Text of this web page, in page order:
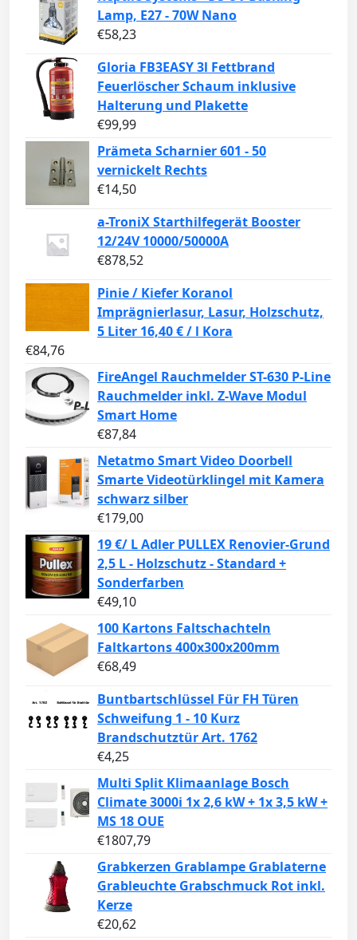
Lamp, E27 - 70W Nano
€58,23
Gloria FB3EASY 3l Fettbrand
Feuerlöscher Schaum inklusive
Halterung und Plakette
€99,99
Prämeta Scharnier 601 - 50
vernickelt Rechts
€14,50
a-TroniX Starthilfegerät Booster
12/24V 10000/50000A
€878,52
Pinie / Kiefer Koranol
Imprägnierlasur, Lasur, Holzschutz,
5 Liter 16,40 € / l Kora
€84,76
FireAngel Rauchmelder ST-630 P-Line
Rauchmelder inkl. Z-Wave Modul
Smart Home
€87,84
Netatmo Smart Video Doorbell
Smarte Videotürklingel mit Kamera
schwarz silber
€179,00
19 €/ L Adler PULLEX Renovier-Grund
2,5 L - Holzschutz - Standard +
Sonderfarben
€49,10
100 Kartons Faltschachteln
Faltkartons 400x300x200mm
€68,49
Buntbartschlüssel Für FH Türen
Schweifung 1 - 10 Kurz
Brandschutztür Art. 1762
€4,25
Multi Split Klimaanlage Bosch
Climate 3000i 1x 2,6 kW + 1x 3,5 kW +
MS 18 OUE
€1807,79
Grabkerzen Grablampe Grablaterne
Grableuchte Grabschmuck Rot inkl.
Kerze
€20,62